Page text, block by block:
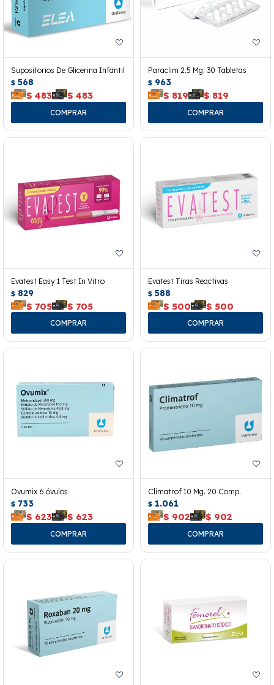
Supositorios De Glicerina Infantil
$ 568
$ 483 $ 483
Paraclim 2.5 Mg. 30 Tabletas
$ 963
$ 819 $ 819
Evatest Easy 1 Test In Vitro
$ 829
$ 705 $ 705
Evatest Tiras Reactivas
$ 588
$ 500 $ 500
Ovumix 6 óvulos
$ 733
$ 623 $ 623
Climatrof 10 Mg. 20 Comp.
$ 1.061
$ 902 $ 902